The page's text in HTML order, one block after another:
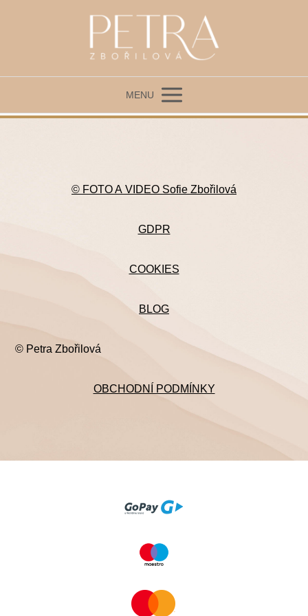
MENU
© FOTO A VIDEO Sofie Zbořilová
GDPR
COOKIES
BLOG
© Petra Zbořilová
OBCHODNÍ PODMÍNKY